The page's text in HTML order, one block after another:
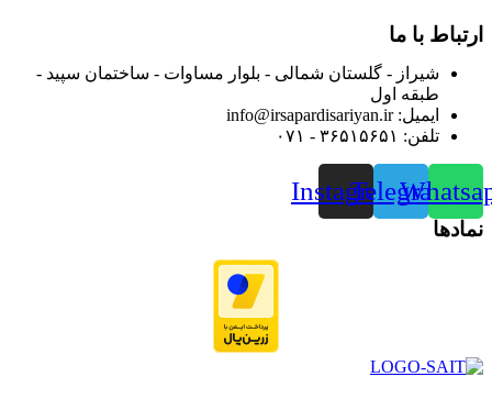
ارتباط با ما
شیراز - گلستان شمالی - بلوار مساوات - ساختمان سپید -
طبقه اول
ایمیل: info@irsapardisariyan.ir
تلفن: ۳۶۵۱۵۶۵۱ - ۰۷۱
Telegram
Instagram
نمادها